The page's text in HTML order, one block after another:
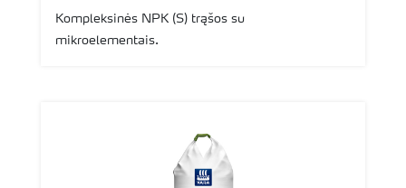
Kompleksinės NPK (S) trąšos su
mikroelementais.